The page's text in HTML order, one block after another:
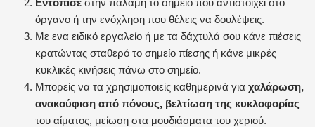
όργανο ή την ενόχληση που θέλεις να δουλέψεις.
Με ενα ειδικό εργαλείο ή με τα δάχτυλά σου κάνε πιέσεις
κρατώντας σταθερό το σημείο πίεσης ή κάνε μικρές
κυκλικές κινήσεις πάνω στο σημείο.
Μπορείς να τα χρησιμοποιείς καθημερινά για χαλάρωση,
ανακούφιση από πόνους, βελτίωση της κυκλοφορίας
του αίματος, μείωση στα μουδιάσματα του χεριού.